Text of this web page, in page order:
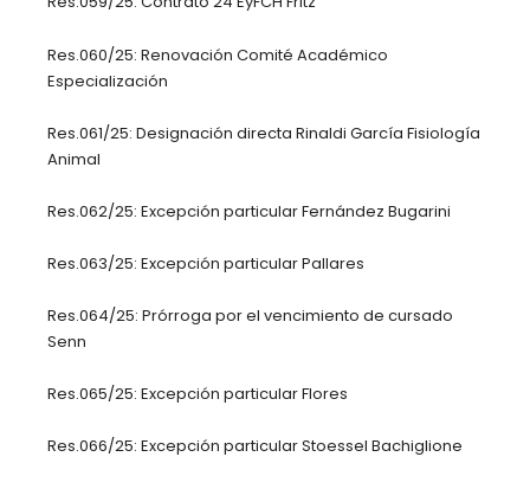
Res.060/25: Renovación Comité Académico
Especialización
Res.061/25: Designación directa Rinaldi García Fisiología
Animal
Res.062/25: Excepción particular Fernández Bugarini
Res.063/25: Excepción particular Pallares
Res.064/25: Prórroga por el vencimiento de cursado
Senn
Res.065/25: Excepción particular Flores
Res.066/25: Excepción particular Stoessel Bachiglione